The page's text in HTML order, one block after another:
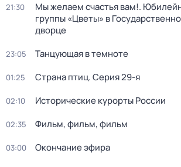
21:30
Мы желаем счастья вам!.
группы «Цветы» в
дворце
23:05 Танцующая в темноте
01:25 Страна птиц. Серия 29-я
02:10 Исторические курорты России
02:35 Фильм, фильм, фильм
03:00 Окончание эфира